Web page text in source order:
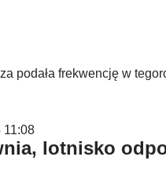
podała frekwencję w
11:08
lotnisko